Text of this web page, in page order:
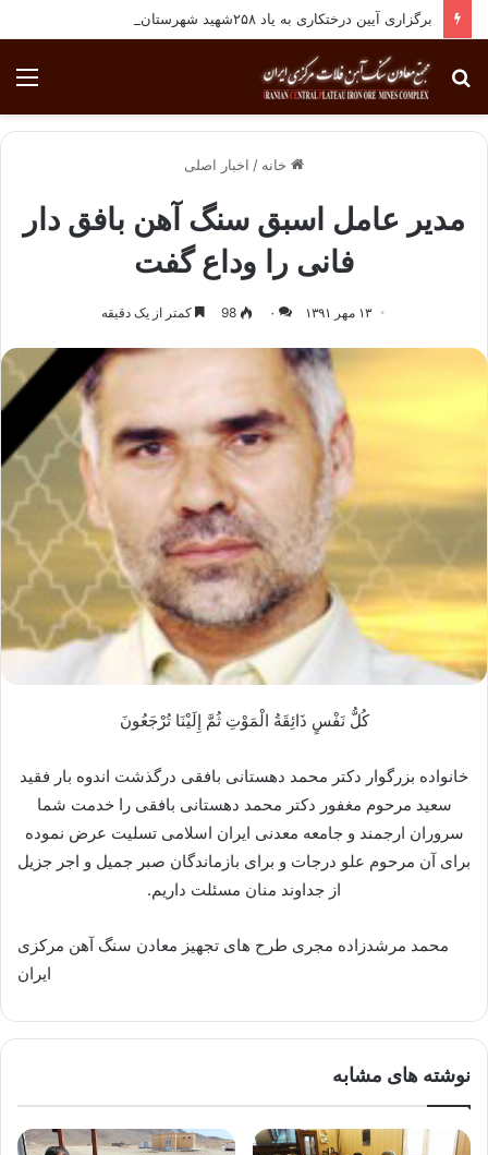
برگزاری آیین درختکاری به یاد ۲۵۸شهید شهرستان بافق
جستجو
برای
خانه / اخبار اصلی
مدیر عامل اسبق سنگ آهن بافق دار
فانی را وداع گفت
۱۳ مهر ۱۳۹۱ ۰ 98 کمتر از یک دقیقه
كُلُّ نَفْسٍ ذَائِقَةُ الْمَوْتِ ثُمَّ إِلَيْنَا تُرْجَعُونَ
خانواده بزرگوار دکتر محمد دهستانی بافقی درگذشت اندوه بار فقید
سعید مرحوم مغفور دکتر محمد دهستانی بافقی را خدمت شما
سروران ارجمند و جامعه معدنی ایران اسلامی تسلیت عرض نموده
برای آن مرحوم علو درجات و برای بازماندگان صبر جمیل و اجر جزیل
از جداوند منان مسئلت داریم.
محمد مرشدزاده مجری طرح های تجهیز معادن سنگ آهن مرکزی
ایران
نوشته های مشابه